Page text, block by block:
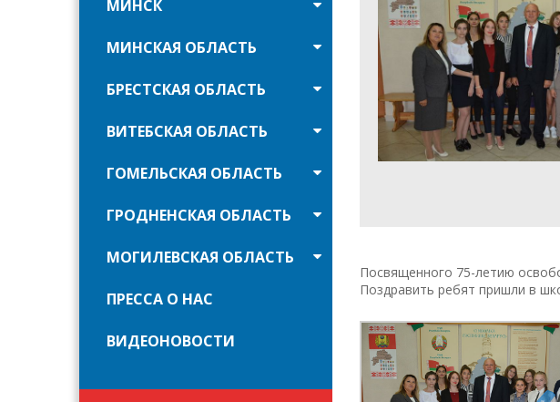
МИНСК
МИНСКАЯ ОБЛАСТЬ
БРЕСТСКАЯ ОБЛАСТЬ
ВИТЕБСКАЯ ОБЛАСТЬ
ГОМЕЛЬСКАЯ ОБЛАСТЬ
ГРОДНЕНСКАЯ ОБЛАСТЬ
МОГИЛЕВСКАЯ ОБЛАСТЬ
ПРЕССА О НАС
ВИДЕОНОВОСТИ
Посвященного 75-летию
Поздравить ребят пришли в